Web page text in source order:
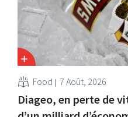
Food 7 Août, 2026
Diageo, en perte de